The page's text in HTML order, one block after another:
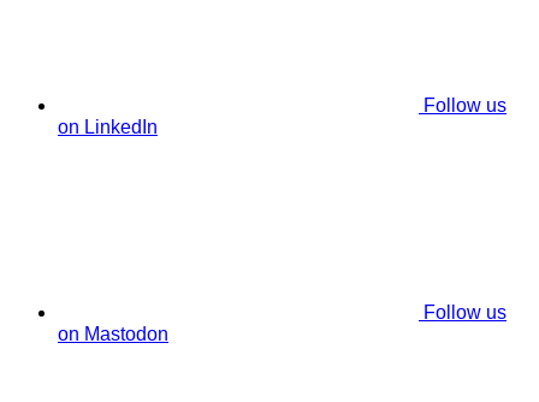
Follow us
on LinkedIn
Follow us
on Mastodon